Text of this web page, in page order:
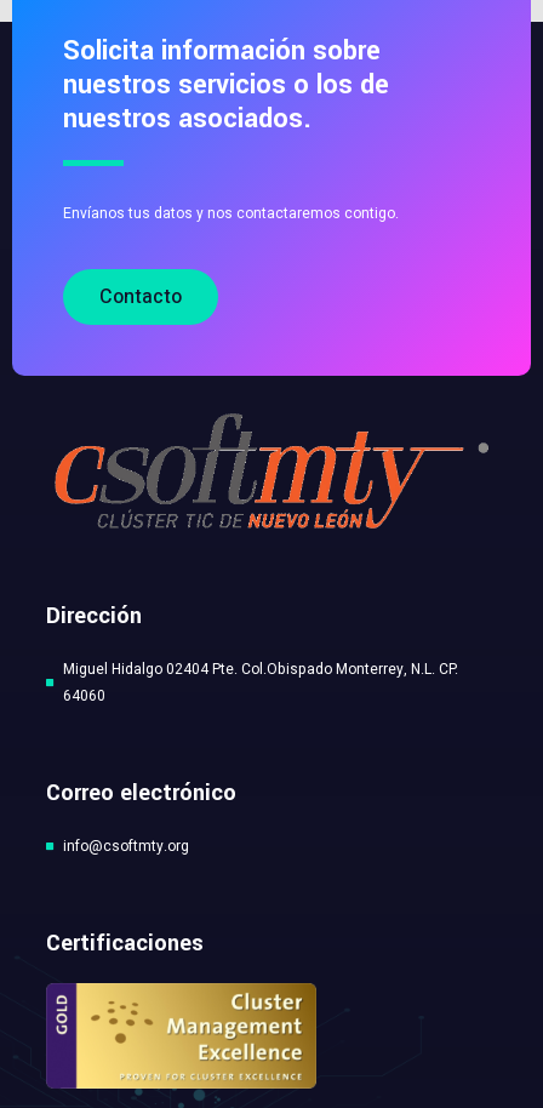
Solicita información sobre
nuestros servicios o los de
nuestros asociados.
Envíanos tus datos y nos contactaremos contigo.
Contacto
Dirección
Miguel Hidalgo 02404 Pte. Col.Obispado Monterrey, N.L. CP.
64060
Correo electrónico
info@csoftmty.org
Certificaciones